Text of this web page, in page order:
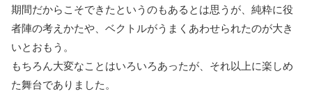
期間だからこそできたというのもあるとは思うが、純粋に役
者陣の考えかたや、ベクトルがうまくあわせられたのが大き
いとおもう。
もちろん大変なことはいろいろあったが、それ以上に楽しめ
た舞台でありました。